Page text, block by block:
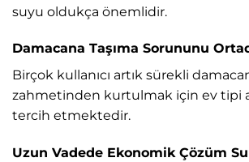
suyu oldukça önemlidir.
Damacana Taşıma Sorununu
Birçok kullanıcı artık sürekli
zahmetinden kurtulmak için ev tipi
tercih etmektedir.
Uzun Vadede Ekonomik Çözüm